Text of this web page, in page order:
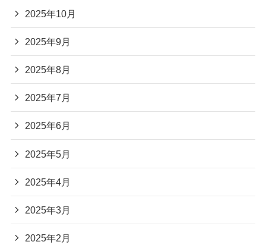
2025年10月
2025年9月
2025年8月
2025年7月
2025年6月
2025年5月
2025年4月
2025年3月
2025年2月